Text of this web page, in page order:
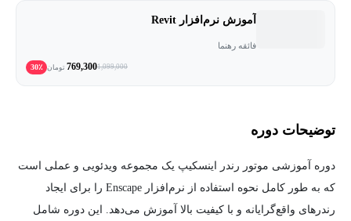
آموزش نرم‌افزار Revit
فائقه رهنما
1,099,000
769,300 تومان 30٪
توضیحات دوره
دوره آموزشی موتور رندر اینسکیپ یک مجموعه ویدئویی و عملی است
که به طور کامل نحوه استفاده از نرم‌افزار Enscape را برای ایجاد
رندرهای واقع‌گرایانه و با کیفیت بالا آموزش می‌دهد. این دوره شامل